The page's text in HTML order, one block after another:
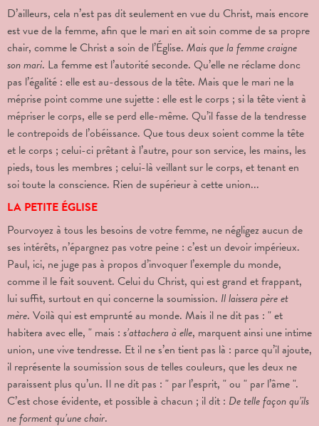
D’ailleurs, cela n’est pas dit seulement en vue du Christ, mais encore
est vue de la femme, afin que le mari en ait soin comme de sa propre
chair, comme le Christ a soin de l’Église. Mais que la femme craigne
son mari. La femme est l’autorité seconde. Qu’elle ne réclame donc
pas l’égalité : elle est au-dessous de la tête. Mais que le mari ne la
méprise point comme une sujette : elle est le corps ; si la tête vient à
mépriser le corps, elle se perd elle-même. Qu’il fasse de la tendresse
le contrepoids de l’obéissance. Que tous deux soient comme la tête
et le corps ; celui-ci prêtant à l’autre, pour son service, les mains, les
pieds, tous les membres ; celui-là veillant sur le corps, et tenant en
soi toute la conscience. Rien de supérieur à cette union...
LA PETITE ÉGLISE
Pourvoyez à tous les besoins de votre femme, ne négligez aucun de
ses intérêts, n’épargnez pas votre peine : c’est un devoir impérieux.
Paul, ici, ne juge pas à propos d’invoquer l’exemple du monde,
comme il le fait souvent. Celui du Christ, qui est grand et frappant,
lui suffit, surtout en qui concerne la soumission. Il laissera père et
mère. Voilà qui est emprunté au monde. Mais il ne dit pas : " et
habitera avec elle, " mais : s’attachera à elle, marquent ainsi une intime
union, une vive tendresse. Et il ne s’en tient pas là : parce qu’il ajoute,
il représente la soumission sous de telles couleurs, que les deux ne
paraissent plus qu’un. Il ne dit pas : " par l’esprit, " ou " par l’âme ".
C’est chose évidente, et possible à chacun ; il dit : De telle façon qu’ils
ne forment qu’une chair.